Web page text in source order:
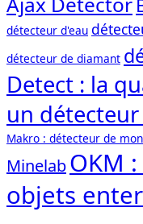
détecteur d'eau
détecteur de diamant
Detect : la
un
Makro : détecteur de
MinelabOKM
objets